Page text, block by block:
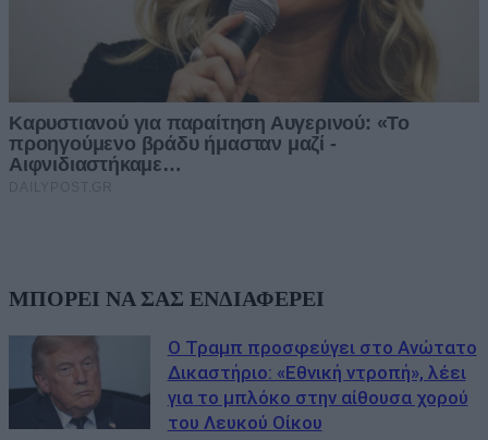
ΜΠΟΡΕΙ ΝΑ ΣΑΣ ΕΝΔΙΑΦΕΡΕΙ
Ο Τραμπ προσφεύγει στο Ανώτατο
Δικαστήριο: «Εθνική ντροπή», λέει
για το μπλόκο στην αίθουσα χορού
του Λευκού Οίκου